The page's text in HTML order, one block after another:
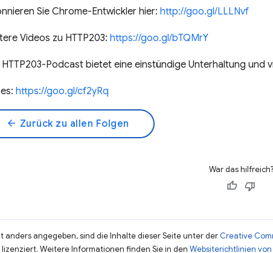
Sie Chrome-Entwickler hier: http://goo.gl/LLLNvf
Videos zu HTTP203: https://goo.gl/bTQMrY
Podcast bietet eine einstündige Unterhaltung und
https://goo.gl/cf2yRq
arrow_back Zurück zu allen Folgen
War das hilfreich?
anders angegeben, sind die Inhalte dieser Seite unter der Creative
lizenziert. Weitere Informationen finden Sie in den Websiterichtlinien